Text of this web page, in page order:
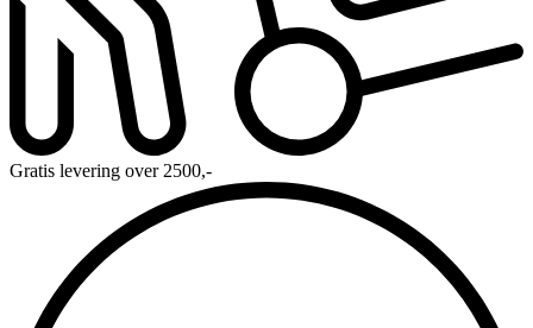
Gratis levering over 2500,-